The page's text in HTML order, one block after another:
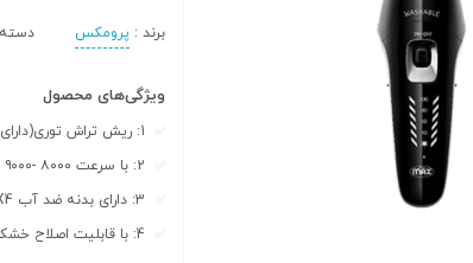
برند : پرومکس
ویژگی‌های محصول